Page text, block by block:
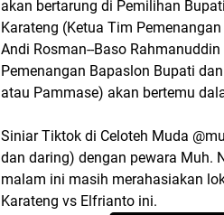
akan bertarung di Pemilihan
Karateng (Ketua Tim
Andi Rosman--Baso
Pemenangan Bapaslon Bupati
atau Pammase) akan bertemu
Siniar Tiktok di Celoteh Muda
dan daring) dengan pewara Muh.
malam ini masih merahasiakan
Karateng vs Elfrianto ini.